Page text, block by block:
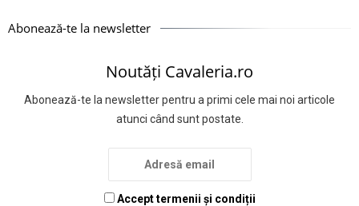
Abonează-te la newsletter
Noutăți Cavaleria.ro
Abonează-te la newsletter pentru a primi cele mai noi articole
atunci când sunt postate.
Accept termenii și condiții